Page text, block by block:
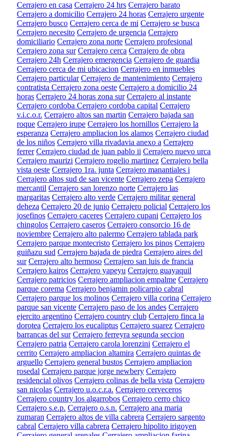
Cerrajero en casa Cerrajero 24 hrs Cerrajero barato
Cerrajero a domicilio Cerrajero 24 horas Cerrajero urgente
Cerrajero busco Cerrajero cerca de mi Cerrajero se busca
Cerrajero necesito Cerrajero de urgencia Cerrajero
domiciliario Cerrajero zona norte Cerrajero profesional
Cerrajero zona sur Cerrajero cerca Cerrajero de obra
Cerrajero 24h Cerrajero emergencia Cerrajero de guardia
Cerrajero cerca de mi ubicacion Cerrajero en inmuebles
Cerrajero particular Cerrajero de mantenimiento Cerrajero
contratista Cerrajero zona oeste Cerrajero a domicilio 24
horas Cerrajero 24 horas zona sur Cerrajero al instante
Cerrajero cordoba Cerrajero cordoba capital Cerrajero
v.i.c.o.r. Cerrajero altos san martin Cerrajero bajada san
roque Cerrajero irupe Cerrajero los hornillos Cerrajero la
esperanza Cerrajero ampliacion los alamos Cerrajero ciudad
de los niños Cerrajero villa rivadavia anexo a Cerrajero
ferrer Cerrajero ciudad de juan pablo ii Cerrajero nuevo urca
Cerrajero maurizi Cerrajero rogelio martinez Cerrajero bella
vista oeste Cerrajero 1ra. junta Cerrajero manantiales i
Cerrajero altos sud de san vicente Cerrajero zepa Cerrajero
mercantil Cerrajero san lorenzo norte Cerrajero las
margaritas Cerrajero alto verde Cerrajero militar general
deheza Cerrajero 20 de junio Cerrajero policial Cerrajero los
josefinos Cerrajero caceres Cerrajero cupani Cerrajero los
chingolos Cerrajero caseros Cerrajero consorcio 16 de
noviembre Cerrajero alto palermo Cerrajero tablada park
Cerrajero parque montecristo Cerrajero los pinos Cerrajero
guiñazu sud Cerrajero bajada de piedra Cerrajero aires del
sur Cerrajero alto hermoso Cerrajero san luis de francia
Cerrajero kairos Cerrajero yapeyu Cerrajero guayaquil
Cerrajero patricios Cerrajero ampliacion empalme Cerrajero
parque corema Cerrajero benjamin policarpio cabral
Cerrajero parque los molinos Cerrajero villa corina Cerrajero
parque san vicente Cerrajero paso de los andes Cerrajero
ejercito argentino Cerrajero country club Cerrajero finca la
dorotea Cerrajero los eucaliptus Cerrajero suarez Cerrajero
barrancas del sur Cerrajero ferreyra segunda seccion
Cerrajero patria Cerrajero carola lorenzini Cerrajero el
cerrito Cerrajero ampliacion altamira Cerrajero quintas de
arguello Cerrajero general bustos Cerrajero ampliacion
rosedal Cerrajero parque jorge newbery Cerrajero
residencial olivos Cerrajero colinas de bella vista Cerrajero
san nicolas Cerrajero u.o.c.r.a. Cerrajero cerveceros
Cerrajero country los algarrobos Cerrajero cerro chico
Cerrajero s.e.p. Cerrajero o.s.n. Cerrajero ana maria
zumaran Cerrajero altos de villa cabrera Cerrajero sargento
cabral Cerrajero villa cabrera Cerrajero hipolito irigoyen